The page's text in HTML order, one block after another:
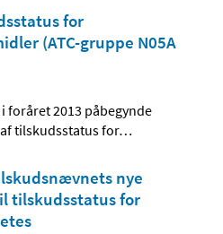
for
(ATC-gruppe N05A
2013 påbegynde
tilskudsstatus for…
nye
tilskudsstatus for